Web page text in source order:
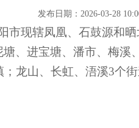
发布日期：2026-03-28
市现辖凤凰、石鼓源和
、进宝塘、潘市、梅溪
龙山、长虹、浯溪3个街